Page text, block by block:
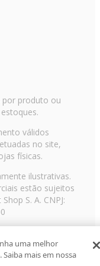
por produto ou
válidos
no site,
físicas.
ilustrativas.
estão sujeitos
S. A. CNPJ:
11 3003-3728 ©
reservadosRF
uma melhor
mais em nossa